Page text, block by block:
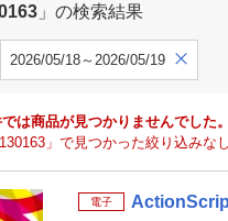
」の検索結果
2026/05/18～2026/05/19
は商品が見つかりませんでした。
」で見つかった絞り込みな
電子